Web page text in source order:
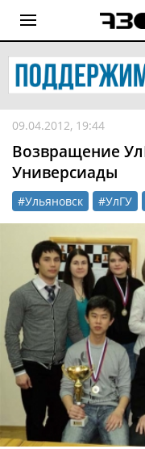
09.04.2012, 19:44
Возвращение
Универсиады
#Ульяновск #УлГУ